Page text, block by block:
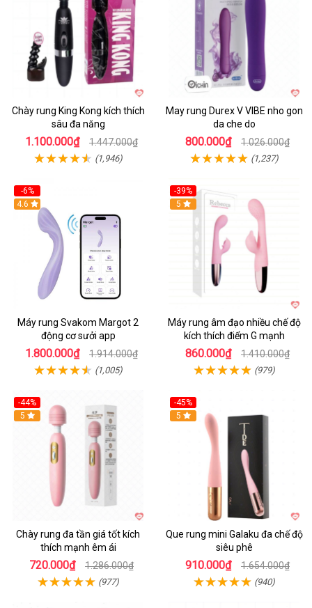
Chày rung King Kong kích thích
sâu đa năng
1.100.000₫ 1.447.000₫
(1,946)
May rung Durex V VIBE nho gon
da che do
800.000₫ 1.026.000₫
(1,237)
-6%
4.6
Máy rung Svakom Margot 2
động cơ sưởi app
1.800.000₫ 1.914.000₫
(1,005)
-39%
Hot
5
Máy rung âm đạo nhiều chế độ
kích thích điểm G mạnh
860.000₫ 1.410.000₫
(979)
-44%
Hot
5
Chày rung đa tần giá tốt kích
thích mạnh êm ái
720.000₫ 1.286.000₫
(977)
-45%
Hot
5
Que rung mini Galaku đa chế độ
siêu phê
910.000₫ 1.654.000₫
(940)